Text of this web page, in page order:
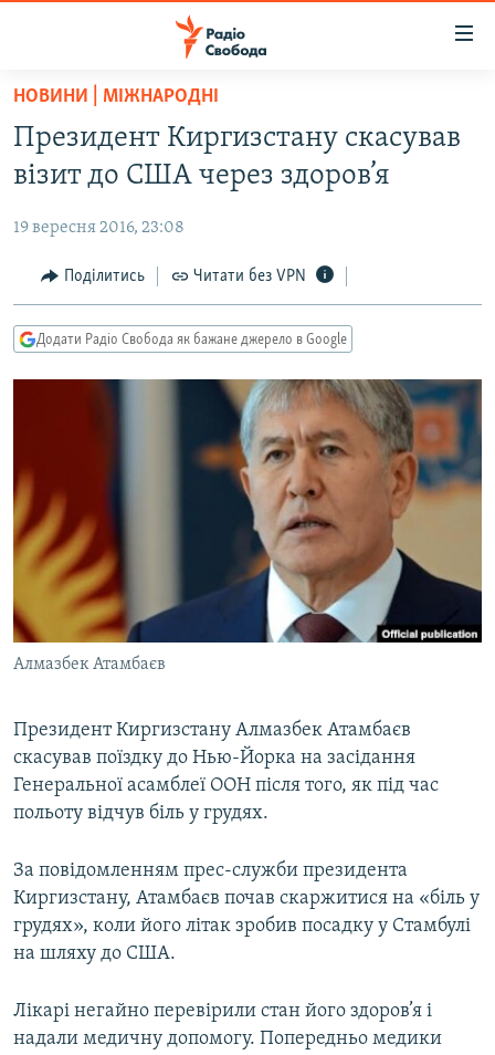
Перейти
основного
матеріалу
до
навігації
Перейти
до
ВСЕ ЗА ДОБУ
ПОЛІТИКА
ЕКОНОМІКА
КУЛЬТУРА
ВІЙНА
РОСІЙСЬКА «ФІЛЬТРАЦІЯ»
КРИМ.РЕАЛІЇ
КИТАЙ.ВИКЛИКИ
МУЛЬТИМЕДІА
ФОТО
СПЕЦПРОЄКТИ
ПОДКАСТИ
РУС
УКР
КТАТ
ДОЛУЧАЙСЯ!
Усі сайти RFE/RL
НОВИНИ | МІЖНАРОДНІ
Президент Киргизстану скасував
візит до США через здоров’я
19 вересня 2016, 23:08
Поділитись Читати без VPN
Додати Радіо Свобода як бажане джерело в Google
Алмазбек Атамбаєв
Президент Киргизстану Алмазбек Атамбаєв
скасував поїздку до Нью-Йорка на засідання
Генеральної асамблеї ООН після того, як під час
польоту відчув біль у грудях.
За повідомленням прес-служби президента
Киргизстану, Атамбаєв почав скаржитися на «біль у
грудях», коли його літак зробив посадку у Стамбулі
на шляху до США.
Лікарі негайно перевірили стан його здоров’я і
надали медичну допомогу. Попередньо медики